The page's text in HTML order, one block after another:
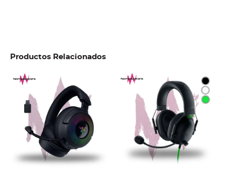
Productos Relacionados